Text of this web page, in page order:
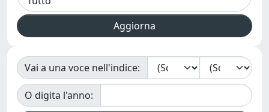
Vai a una voce nell'indice:
O digita l'anno: